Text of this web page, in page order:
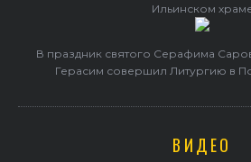
Ильинском
В праздник святого Серафима
Герасим совершил Литургию в
ВИДЕО